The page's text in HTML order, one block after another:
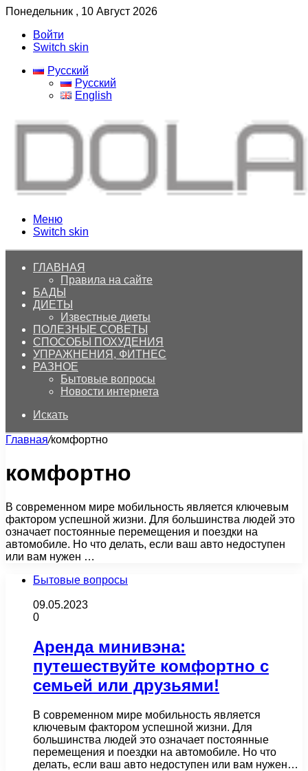
Понедельник , 10 Август 2026
Войти
Switch skin
Русский
Русский
English
Меню
Switch skin
ГЛАВНАЯ
Правила на сайте
БАДЫ
ДИЕТЫ
Известные диеты
ПОЛЕЗНЫЕ СОВЕТЫ
СПОСОБЫ ПОХУДЕНИЯ
УПРАЖНЕНИЯ, ФИТНЕС
РАЗНОЕ
Бытовые вопросы
Новости интернета
Искать
Главная/комфортно
комфортно
В современном мире мобильность является ключевым
фактором успешной жизни. Для большинства людей это
означает постоянные перемещения и поездки на
автомобиле. Но что делать, если ваш авто недоступен
или вам нужен …
Бытовые вопросы
09.05.2023
0
Aренда минивэна:
путешествуйте комфортно с
семьей или друзьями!
В современном мире мобильность является
ключевым фактором успешной жизни. Для
большинства людей это означает постоянные
перемещения и поездки на автомобиле. Но что
делать, если ваш авто недоступен или вам нужен…